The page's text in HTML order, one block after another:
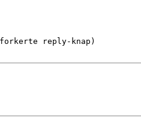
reply-knap)